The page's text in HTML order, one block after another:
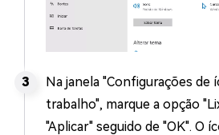
Na janela "Configurações de
trabalho", marque a opção
"Aplicar" seguido de "OK". O